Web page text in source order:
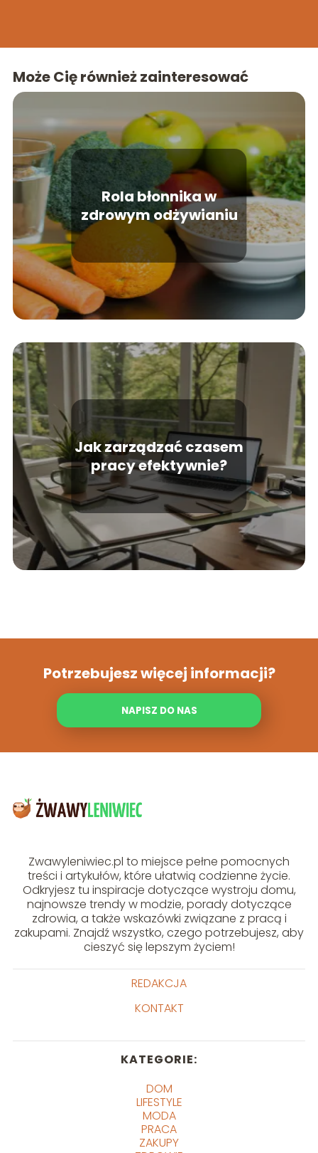
Może Cię również zainteresować
Rola błonnika w
zdrowym odżywianiu
Jak zarządzać czasem
pracy efektywnie?
Potrzebujesz więcej informacji?
NAPISZ DO NAS
Zwawyleniwiec.pl to miejsce pełne pomocnych
treści i artykułów, które ułatwią codzienne życie.
Odkryjesz tu inspiracje dotyczące wystroju domu,
najnowsze trendy w modzie, porady dotyczące
zdrowia, a także wskazówki związane z pracą i
zakupami. Znajdź wszystko, czego potrzebujesz, aby
cieszyć się lepszym życiem!
REDAKCJA
KONTAKT
KATEGORIE:
DOM
LIFESTYLE
MODA
PRACA
ZAKUPY